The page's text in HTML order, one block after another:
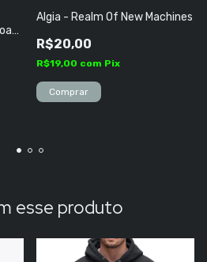
Algia - Realm Of New Machines
R$20,00
R$19,00 com Pix
esse produto